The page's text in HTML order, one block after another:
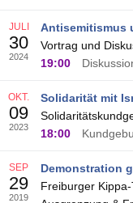
Antisemitismus
Vortrag und
19:00
JULI
30
2024
Solidarität mit
18:00
OKT.
09
2023
Demonstration
Freiburger
SEP
29
2019